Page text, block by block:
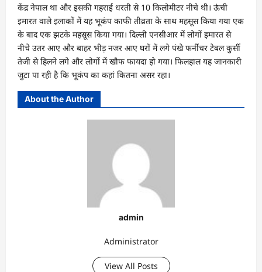
केंद्र नेपाल था और इसकी गहराई धरती से 10 किलोमीटर नीचे थी। ऊंची
इमारत वाले इलाकों में यह भूकंप काफी तीव्रता के साथ महसूस किया गया एक
के बाद एक झटके महसूस किया गया। दिल्ली एनसीआर में लोगों इमारत से
नीचे उतर आए और बाहर भीड़ नजर आए घरों में लगे पंखे फर्नीचर टेबल कुर्सी
तेजी से हिलने लगे और लोगों में खौफ फायदा हो गया। फिलहाल यह जानकारी
जुटा पा रही है कि भूकंप का कहां कितना असर रहा।
About the Author
admin
Administrator
View All Posts